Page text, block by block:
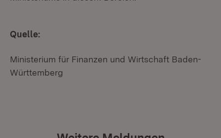
Quelle:
Ministerium für Finanzen und Wirtschaft Baden-
Württemberg